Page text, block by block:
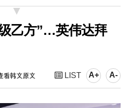
乙方”…英伟达拜
LIST A+ A-